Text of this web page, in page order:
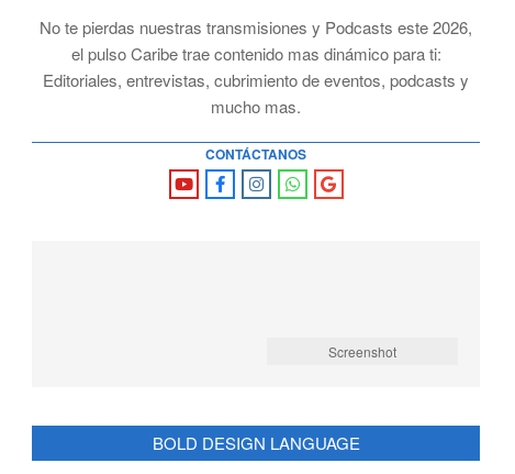
No te pierdas nuestras transmisiones y Podcasts este 2026,
el pulso Caribe trae contenido mas dinámico para ti:
Editoriales, entrevistas, cubrimiento de eventos, podcasts y
mucho mas.
CONTÁCTANOS
Screenshot
BOLD DESIGN LANGUAGE